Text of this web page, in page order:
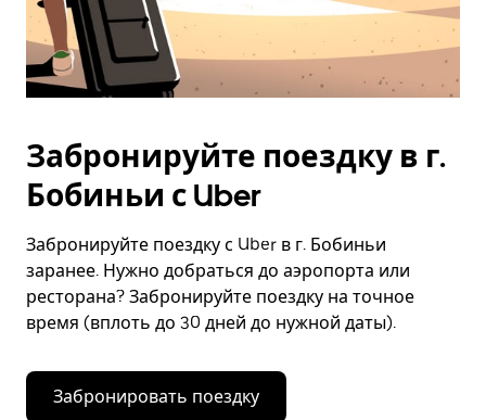
Забронируйте поездку в г.
Бобиньи с Uber
Забронируйте поездку с Uber в г. Бобиньи
заранее. Нужно добраться до аэропорта или
ресторана? Забронируйте поездку на точное
время (вплоть до 30 дней до нужной даты).
Забронировать поездку